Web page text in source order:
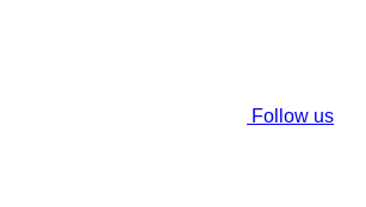
Follow us